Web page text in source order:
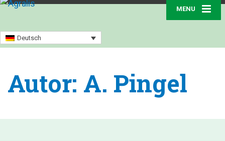
Deutsch
MENU
Autor: A. Pingel